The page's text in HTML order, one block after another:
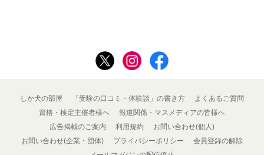
しか犬の部屋 「受験の口コミ・体験談」の書き方
よくあるご質問
資格・検定主催者様へ
報道関係・マスメディアの皆様へ
広告掲載のご案内
利用規約
お問い合わせ(個人)
お問い合わせ(企業・団体)
プライバシーポリシー
会員登録の解除